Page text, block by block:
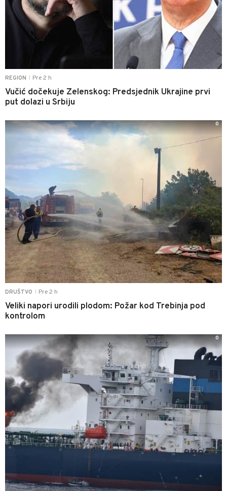
REGION Pre 2 h
Vučić dočekuje Zelenskog: Predsjednik Ukrajine prvi
put dolazi u Srbiju
DRUŠTVO Pre 2 h
Veliki napori urodili plodom: Požar kod Trebinja pod
kontrolom
0
0